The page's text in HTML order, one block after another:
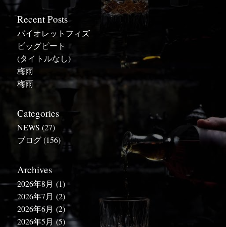
Recent Posts
バイオレットフィズ
ビッグピート
(タイトルなし)
梅雨
梅雨
Categories
NEWS (27)
ブログ(156)
Archives
2026年8月 (1)
2026年7月 (2)
2026年6月 (2)
2026年5月(5)